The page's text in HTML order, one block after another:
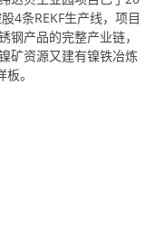
4条REKF生产线，项目
钢产品的完整产业链，
矿资源又建有镍铁冶炼
。